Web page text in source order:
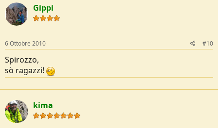
Gippi
6 Ottobre 2010 #10
Spirozzo,
sò ragazzi!
kima